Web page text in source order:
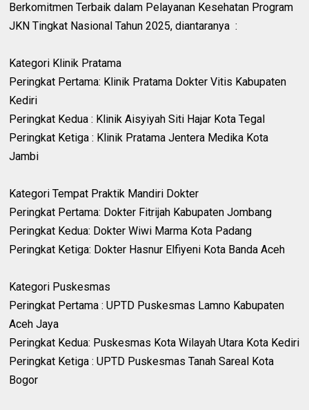
Berkomitmen Terbaik dalam Pelayanan Kesehatan Program
JKN Tingkat Nasional Tahun 2025, diantaranya :
‎Kategori Klinik Pratama
‎Peringkat Pertama: Klinik Pratama Dokter Vitis Kabupaten
Kediri
‎Peringkat Kedua : Klinik Aisyiyah Siti Hajar Kota Tegal
‎Peringkat Ketiga : Klinik Pratama Jentera Medika Kota
Jambi
‎Kategori Tempat Praktik Mandiri Dokter
‎Peringkat Pertama: Dokter Fitrijah Kabupaten Jombang
‎Peringkat Kedua: Dokter Wiwi Marma Kota Padang
‎Peringkat Ketiga: Dokter Hasnur Elfiyeni Kota Banda Aceh
‎Kategori Puskesmas
‎Peringkat Pertama : UPTD Puskesmas Lamno Kabupaten
Aceh Jaya
‎Peringkat Kedua: Puskesmas Kota Wilayah Utara Kota Kediri
‎Peringkat Ketiga : UPTD Puskesmas Tanah Sareal Kota
Bogor